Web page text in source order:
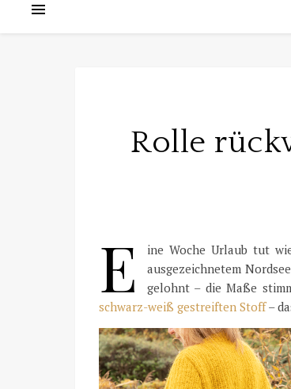
Rolle
E ine Woche Urlaub tut
ausgezeichnetem
gelohnt – die Maße
schwarz-weiß gestreiften Stoff–